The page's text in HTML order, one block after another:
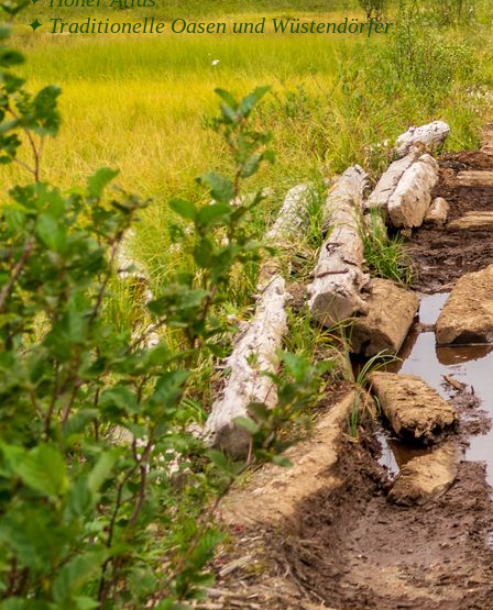
✦ Traditionelle Oasen und Wüstendörfer